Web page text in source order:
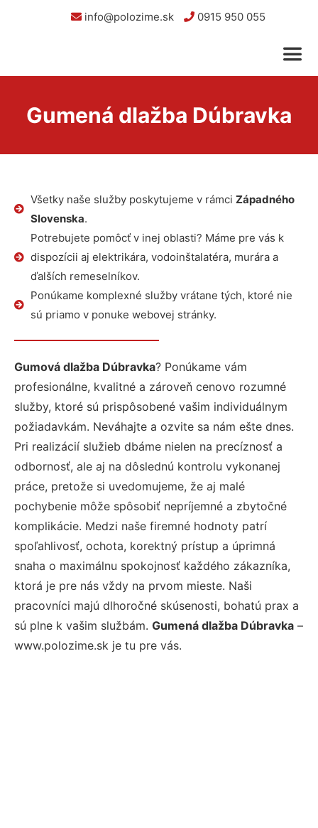
info@polozime.sk 0915 950 055
Gumená dlažba Dúbravka
Všetky naše služby poskytujeme v rámci Západného
Slovenska.
Potrebujete pomôcť v inej oblasti? Máme pre vás k
dispozícii aj elektrikára, vodoinštalatéra, murára a
ďalších remeselníkov.
Ponúkame komplexné služby vrátane tých, ktoré nie
sú priamo v ponuke webovej stránky.
Gumová dlažba Dúbravka? Ponúkame vám
profesionálne, kvalitné a zároveň cenovo rozumné
služby, ktoré sú prispôsobené vašim individuálnym
požiadavkám. Neváhajte a ozvite sa nám ešte dnes.
Pri realizácií služieb dbáme nielen na precíznosť a
odbornosť, ale aj na dôslednú kontrolu vykonanej
práce, pretože si uvedomujeme, že aj malé
pochybenie môže spôsobiť nepríjemné a zbytočné
komplikácie. Medzi naše firemné hodnoty patrí
spoľahlivosť, ochota, korektný prístup a úprimná
snaha o maximálnu spokojnosť každého zákazníka,
ktorá je pre nás vždy na prvom mieste. Naši
pracovníci majú dlhoročné skúsenosti, bohatú prax a
sú plne k vašim službám. Gumená dlažba Dúbravka –
www.polozime.sk je tu pre vás.